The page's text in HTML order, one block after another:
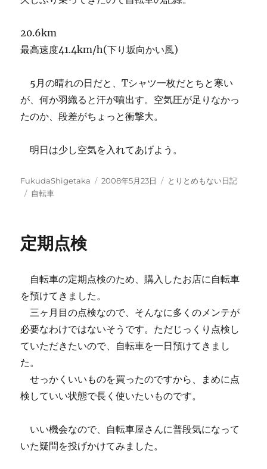
2012
加
す
る
の
20.6km
最高速度41.4km/h(下り坂向かい風)
5月の晴れの日だと、Tシャツ一枚だとちと寒い
が、何か羽織ると汗が噴出す。空気圧が足りなかっ
たのか、段差がちょっと衝撃大。
明日は少し空気を入れてあげよう。
投
稿
FukudaShigetaka
投
2008年5月23日
カ
とりとめもない日記
タ
自転車
定期点検
自転車の定期点検のため、購入したお店に自転車
を預けてきました。
三ヶ月目の点検なので、そんなに多くのメンテが
必要なわけではないそうです。ただじっくり点検し
ていただきたいので、自転車を一日預けてきまし
た。
せっかくいいものを買ったのですから、まめに点
検していい状態で長く使いたいものです。
いい機会なので、自転車屋さんに普段気になって
いた疑問を投げかけてみました。